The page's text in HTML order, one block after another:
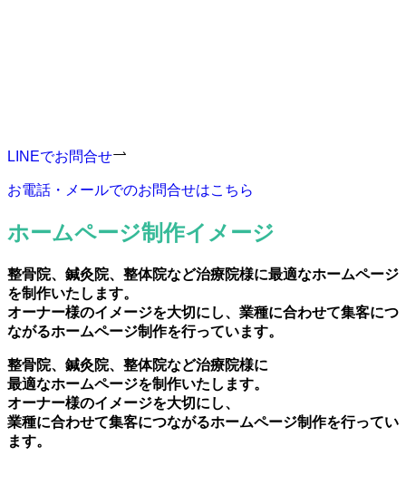
LINEでお問合せ
お電話・メールでのお問合せはこちら
ホームページ制作イメージ
整骨院、鍼灸院、整体院など治療院様に最適なホームページ
を制作いたします。
オーナー様のイメージを大切にし、 業種に合わせて集客につ
ながるホームページ制作を行っています。
整骨院、鍼灸院、整体院など治療院様に
最適なホームページを制作いたします。
オーナー様のイメージを大切にし、
業種に合わせて集客につながるホームページ制作を行ってい
ます。